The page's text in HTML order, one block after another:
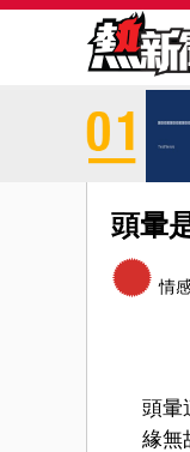
頭暈
情
頭暈
緣無